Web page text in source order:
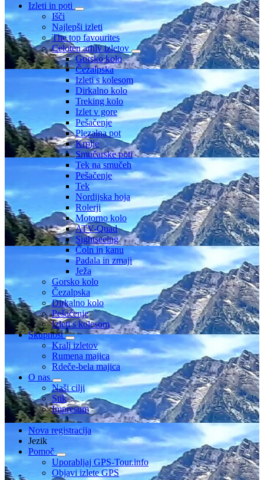
Izleti in poti
Išči
Najlepši izleti
The top favourites
Celoten arhiv izletov
Gorsko kolo
Čezalpska
Izleti s kolesom
Dirkalno kolo
Treking kolo
Izlet v gore
Pešačenje
Plezalna pot
Krplje
Smučarske poti
Tek na smučeh
Pešačenje
Tek
Nordijska hoja
Rolerji
Motorno kolo
ATV-Quad
Sightseeing
Čoln in kanu
Padala in zmaji
Ježa
Gorsko kolo
Čezalpska
Dirkalno kolo
Pešačenje
Izleti s kolesom
Skupnost
Kralj izletov
Rumena majica
Rdeče-bela majica
O nas
Naši cilji
Stik
Impresum
Nova registracija
Jezik
Pomoč
Uporabljaj GPS-Tour.info
Objavi izlete GPS